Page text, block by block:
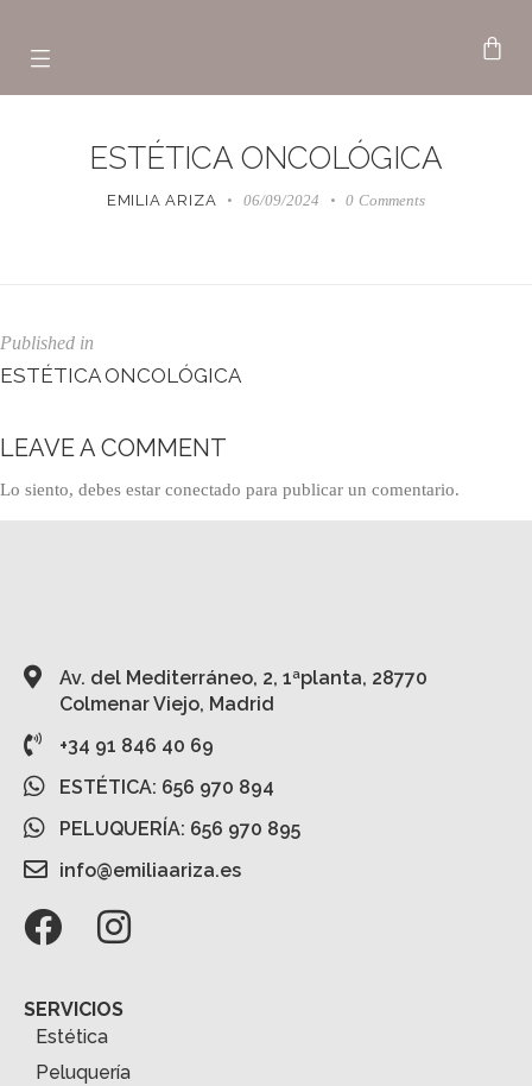
ESTÉTICA ONCOLÓGICA
EMILIA ARIZA 06/09/2024 0 Comments
Published in
ESTÉTICA ONCOLÓGICA
LEAVE A COMMENT
Lo siento, debes estar conectado para publicar un comentario.
Av. del Mediterráneo, 2, 1ªplanta, 28770
Colmenar Viejo, Madrid
+34 91 846 40 69
ESTÉTICA: 656 970 894
PELUQUERÍA: 656 970 895
info@emiliaariza.es
SERVICIOS
Estética
Peluquería